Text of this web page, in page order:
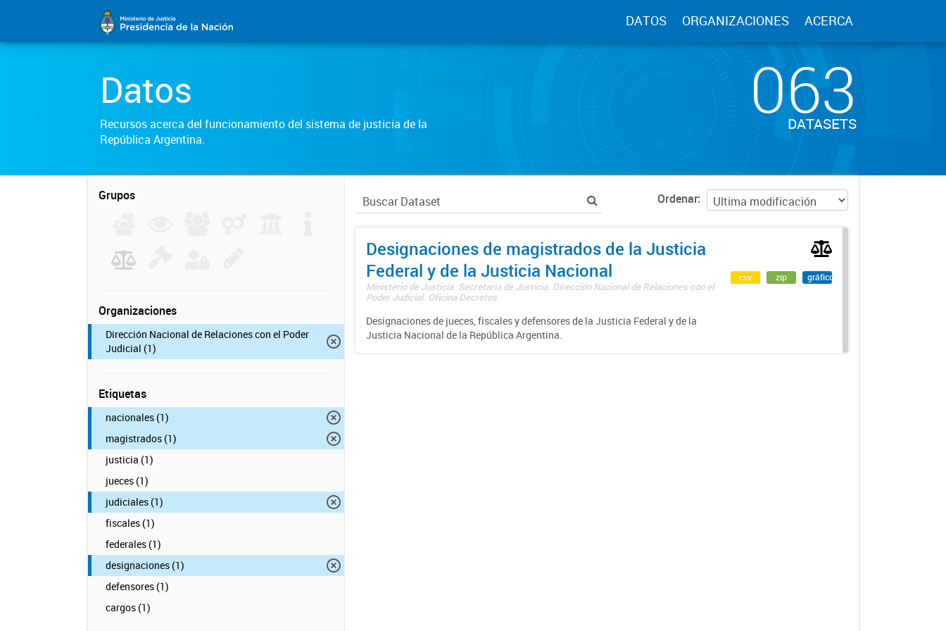
DATOS ORGANIZACIONES ACERCA
Datos
Recursos acerca del funcionamiento del sistema de justicia de la
República Argentina.
063
DATASETS
Grupos
Organizaciones
Dirección Nacional de Relaciones con el Poder
Judicial (1)
Etiquetas
nacionales (1)
magistrados (1)
justicia (1)
jueces (1)
judiciales (1)
fiscales (1)
federales (1)
designaciones (1)
defensores (1)
cargos (1)
Ordenar
Designaciones de magistrados de la Justicia
Federal y de la Justicia Nacional
Ministerio de Justicia. Secretaría de Justicia. Dirección Nacional de Relaciones con el
Poder Judicial. Oficina Decretos
Designaciones de jueces, fiscales y defensores de la Justicia Federal y de la
Justicia Nacional de la República Argentina.
csv zip gráfico